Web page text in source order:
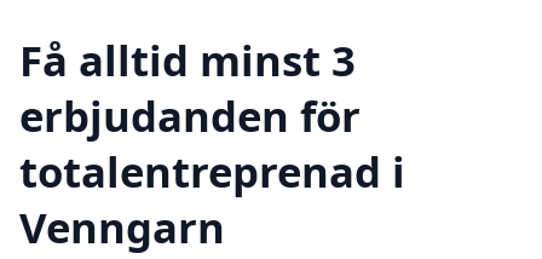
Få alltid minst 3
erbjudanden för
totalentreprenad i
Venngarn